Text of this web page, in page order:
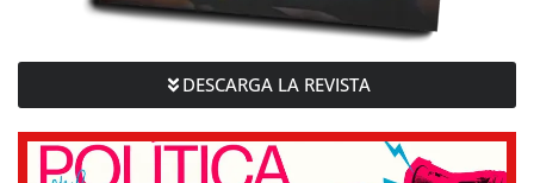
DESCARGA LA REVISTA